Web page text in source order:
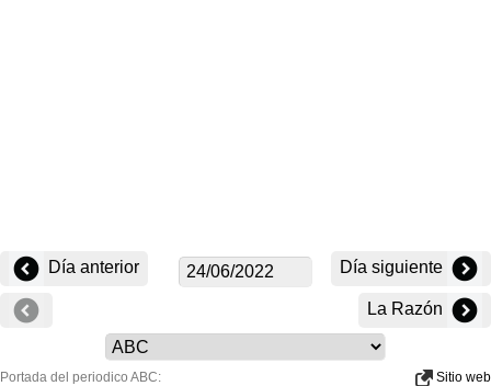
Día anterior Día siguiente
La Razón
Portada del periodico ABC: Sitio web